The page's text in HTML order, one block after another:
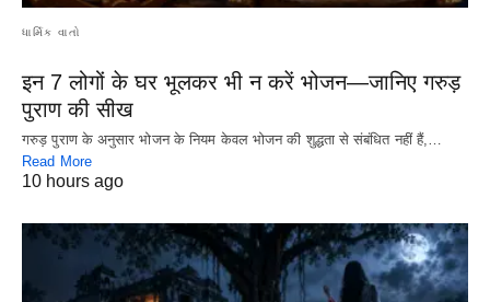
ધાર્મિક વાતો
इन 7 लोगों के घर भूलकर भी न करें भोजन—जानिए गरुड़
पुराण की सीख
गरुड़ पुराण के अनुसार भोजन के नियम केवल भोजन की शुद्धता से संबंधित नहीं हैं,…
Read More
10 hours ago